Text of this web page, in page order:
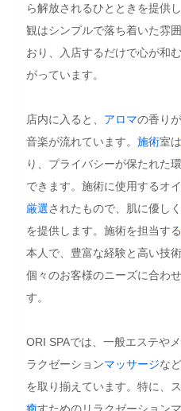
ら解放されるひとときを提供し
観はシンプルで落ち着いた雰
おり、入店するだけで心が和
がっています。
店内に入ると、 アロマの香り
音楽が流れています。 施術室は
り、プライバシーが保たれた
できます。施術に使用するオ
厳選されたもので、肌に優し
を提供します。施術を担当する
本人で、豊富な経験と高い技
個々のお客様のニーズに合わ
す。
ORI SPAでは、一般エステや
ラクゼーションマッサージな
を取り揃えています。特に、
癒すためのリラクゼーション